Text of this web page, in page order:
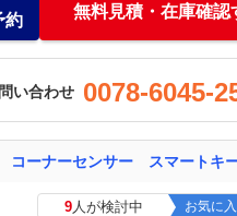
約 無料見積・在庫確認
い合わせ 0078-6045-
9人が検討中 お気に